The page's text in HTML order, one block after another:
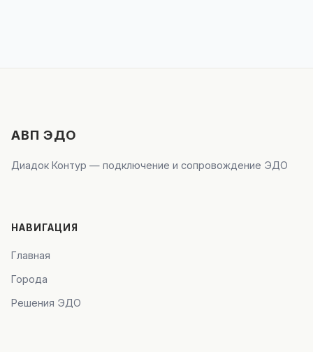
АВП ЭДО
Диадок Контур — подключение и сопровождение ЭДО
НАВИГАЦИЯ
Главная
Города
Решения ЭДО